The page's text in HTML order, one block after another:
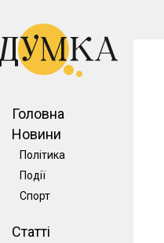
Головна
Новини
Політика
Події
Спорт
Статті